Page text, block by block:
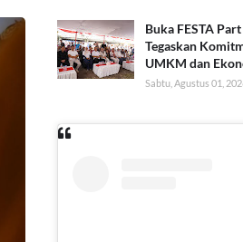
Buka FESTA
Tegaskan
UMKM dan
Sabtu, Agustus 01,